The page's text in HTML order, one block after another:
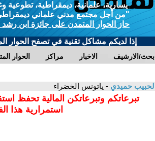
يسارية، علمانية، ديمقراطية، تطوعية
"من أجل مجتمع مدني علماني ديمقراطي
حاز الحوار المتمدن على جائزة ابن رشد
إذا لديكم مشاكل تقنية في تصفح الحوار
الحوار مراكز الاخبار بحث/الارشيف
الحبيب حميدي - ياتونس الخضراء
تبرعاتكم وتبرعاتكن المالية تحفظ
استمرارية هذا